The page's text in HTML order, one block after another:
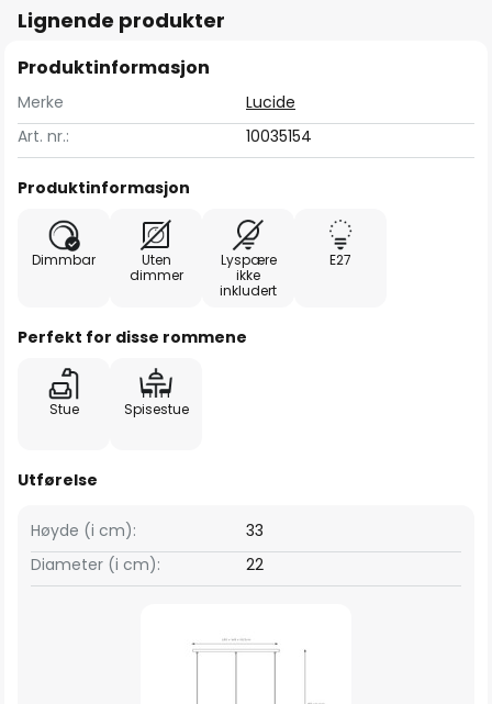
Lignende produkter
Produktinformasjon
Merke
Lucide
Art. nr.:
10035154
Produktinformasjon
Dimmbar
Uten
dimmer
Lyspære
ikke
inkludert
E27
Perfekt for disse rommene
Stue Spisestue
Utførelse
Høyde (i cm):
33
Diameter (i cm):
22